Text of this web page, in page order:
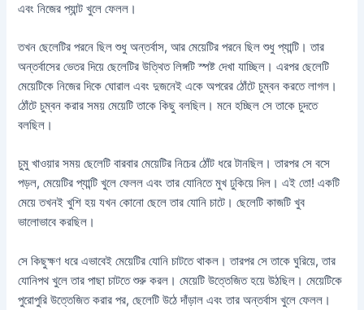
এবং নিজের প্যান্ট খুলে ফেলল।
তখন ছেলেটির পরনে ছিল শুধু অন্তর্বাস, আর মেয়েটির পরনে ছিল শুধু প্যান্টি। তার
অন্তর্বাসের ভেতর দিয়ে ছেলেটির উত্থিত লিঙ্গটি স্পষ্ট দেখা যাচ্ছিল। এরপর ছেলেটি
মেয়েটিকে নিজের দিকে ঘোরাল এবং দুজনেই একে অপরের ঠোঁটে চুম্বন করতে লাগল।
ঠোঁটে চুম্বন করার সময় মেয়েটি তাকে কিছু বলছিল। মনে হচ্ছিল সে তাকে চুদতে
বলছিল।
চুমু খাওয়ার সময় ছেলেটি বারবার মেয়েটির নিচের ঠোঁট ধরে টানছিল। তারপর সে বসে
পড়ল, মেয়েটির প্যান্টি খুলে ফেলল এবং তার যোনিতে মুখ ঢুকিয়ে দিল। এই তো! একটি
মেয়ে তখনই খুশি হয় যখন কোনো ছেলে তার যোনি চাটে। ছেলেটি কাজটি খুব
ভালোভাবে করছিল।
সে কিছুক্ষণ ধরে এভাবেই মেয়েটির যোনি চাটতে থাকল। তারপর সে তাকে ঘুরিয়ে, তার
যোনিপথ খুলে তার পাছা চাটতে শুরু করল। মেয়েটি উত্তেজিত হয়ে উঠছিল। মেয়েটিকে
পুরোপুরি উত্তেজিত করার পর, ছেলেটি উঠে দাঁড়াল এবং তার অন্তর্বাস খুলে ফেলল।